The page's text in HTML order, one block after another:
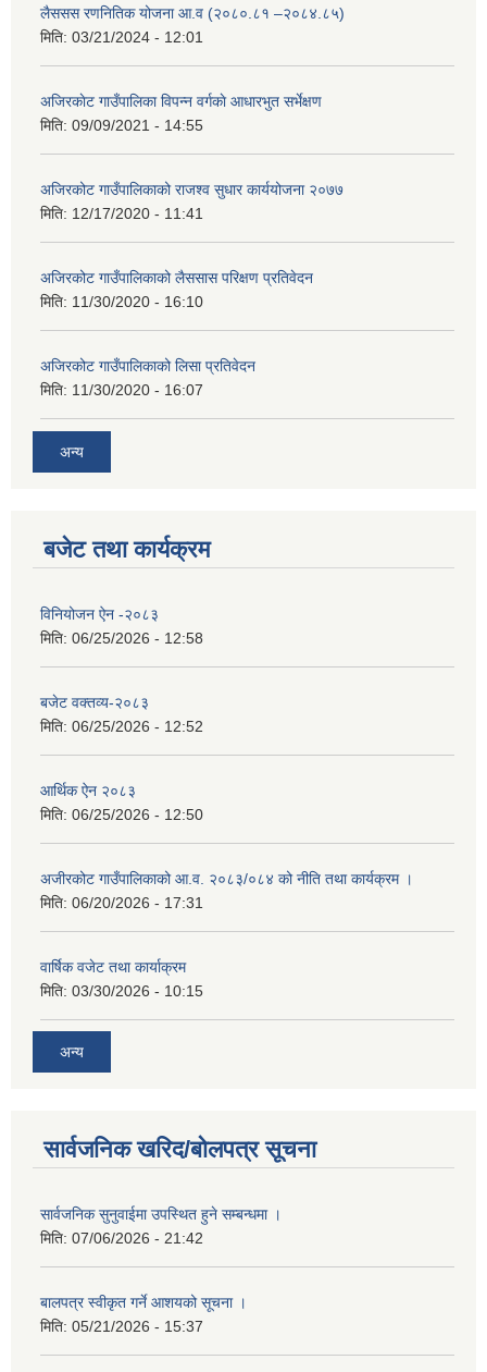
लैससस रणनितिक योजना आ.व (२०८०.८१ –२०८४.८५)
मिति: 03/21/2024 - 12:01
अजिरकाेट गाउँपालिका विपन्न वर्गकाे आधारभुत सर्भेक्षण
मिति: 09/09/2021 - 14:55
अजिरकोट गाउँपालिकाको राजश्व सुधार कार्ययोजना २०७७
मिति: 12/17/2020 - 11:41
अजिरकोट गाउँपालिकाको लैससास परिक्षण प्रतिवेदन
मिति: 11/30/2020 - 16:10
अजिरकोट गाउँपालिकाको लिसा प्रतिवेदन
मिति: 11/30/2020 - 16:07
अन्य
बजेट तथा कार्यक्रम
विनियोजन ऐन -२०८३
मिति: 06/25/2026 - 12:58
बजेट वक्तव्य-२०८३
मिति: 06/25/2026 - 12:52
आर्थिक ऐन २०८३
मिति: 06/25/2026 - 12:50
अजीरकोट गाउँपालिकाको आ.व. २०८३/०८४ को नीति तथा कार्यक्रम ।
मिति: 06/20/2026 - 17:31
वार्षिक वजेट तथा कार्याक्रम
मिति: 03/30/2026 - 10:15
अन्य
सार्वजनिक खरिद/बोलपत्र सूचना
सार्वजनिक सुनुवाईमा उपस्थित हुने सम्बन्धमा ।
मिति: 07/06/2026 - 21:42
बालपत्र स्वीकृत गर्ने आशयको सूचना ।
मिति: 05/21/2026 - 15:37